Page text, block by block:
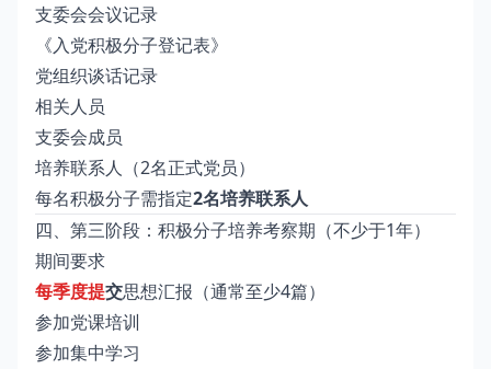
支委会会议记录
《入党积极分子登记表》
党组织谈话记录
相关人员
支委会成员
培养联系人（2名正式党员）
每名积极分子需指定2名培养联系人
四、第三阶段：积极分子培养考察期（不少于1年）
期间要求
每季度提交思想汇报（通常至少4篇）
参加党课培训
参加集中学习